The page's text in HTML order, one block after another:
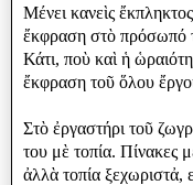
Μένει κανεὶς
ἔκφραση στὸ πρόσωπό
Κάτι, ποὺ καὶ ἡ
ἔκφραση τοῦ ὅλου
Στὸ ἐργαστήρι τοῦ
του μὲ τοπία. Πίνακες
ἀλλὰ τοπία ξεχωριστἀ,